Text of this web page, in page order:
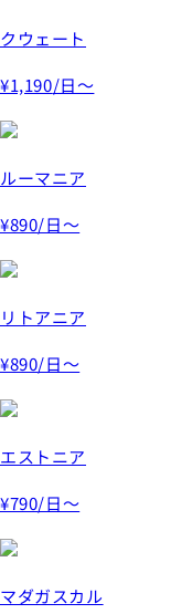
クウェート
¥1,190/日～
ルーマニア
¥890/日～
リトアニア
¥890/日～
エストニア
¥790/日～
マダガスカル